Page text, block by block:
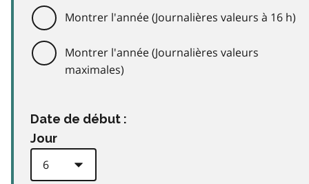
Montrer l'année (Journalières valeurs à 16 h)
Montrer l'année (Journalières valeurs
maximales)
Date de début :
Jour